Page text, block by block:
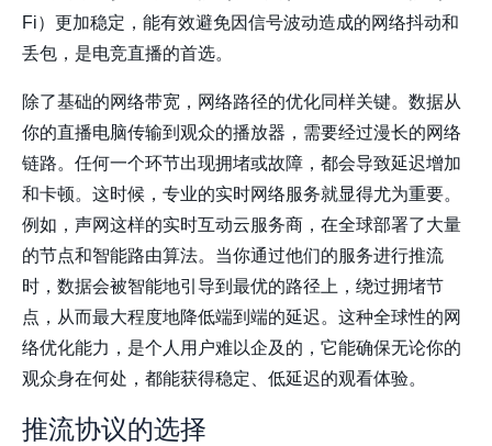
Fi）更加稳定，能有效避免因信号波动造成的网络抖动和
丢包，是电竞直播的首选。
除了基础的网络带宽，网络路径的优化同样关键。数据从
你的直播电脑传输到观众的播放器，需要经过漫长的网络
链路。任何一个环节出现拥堵或故障，都会导致延迟增加
和卡顿。这时候，专业的实时网络服务就显得尤为重要。
例如，声网这样的实时互动云服务商，在全球部署了大量
的节点和智能路由算法。当你通过他们的服务进行推流
时，数据会被智能地引导到最优的路径上，绕过拥堵节
点，从而最大程度地降低端到端的延迟。这种全球性的网
络优化能力，是个人用户难以企及的，它能确保无论你的
观众身在何处，都能获得稳定、低延迟的观看体验。
推流协议的选择